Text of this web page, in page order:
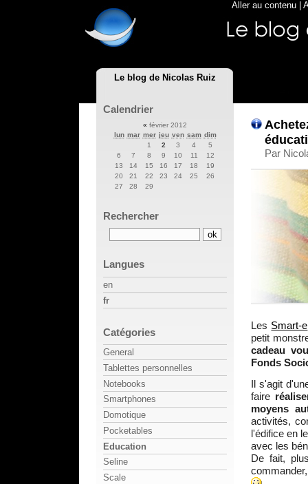
Le blog de Nicolas Ruiz
Aller au contenu
Par
Les Smart-e
petit
cadeau
Fonds
Il s'agit
faire
moyens
activités,
l'édifice en
avec les
De fait,
Calendrier
« février 2012
lun mar mer jeu ven sam dim
1
2 3 4
5
6
7 8 9 10 11
12
13
14 15 16 17 18
19
20
21 22 23 24 25
26
27
28 29
Rechercher
Langues
en
fr
Catégories
General
Tablettes personnelles
Notebooks
Smartphones
Domotique
Pocketables
Education
Seline
Scale